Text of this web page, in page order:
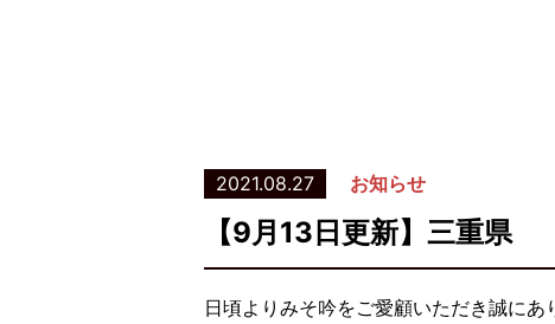
2021.08.27 お知らせ
【9月13日更新】三重県
日頃よりみそ吟をご愛顧いただき誠に